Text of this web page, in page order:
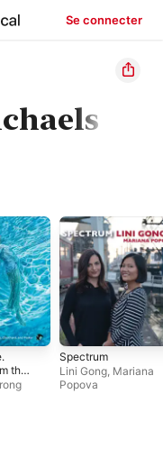
Se connecter
the
Spectrum
Lini Gong, Mariana
Popova